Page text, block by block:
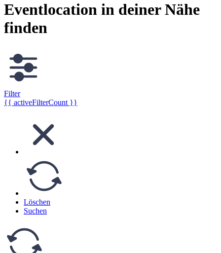
Eventlocation in deiner Nähe
finden
Filter
{{ activeFilterCount }}
Löschen
Suchen